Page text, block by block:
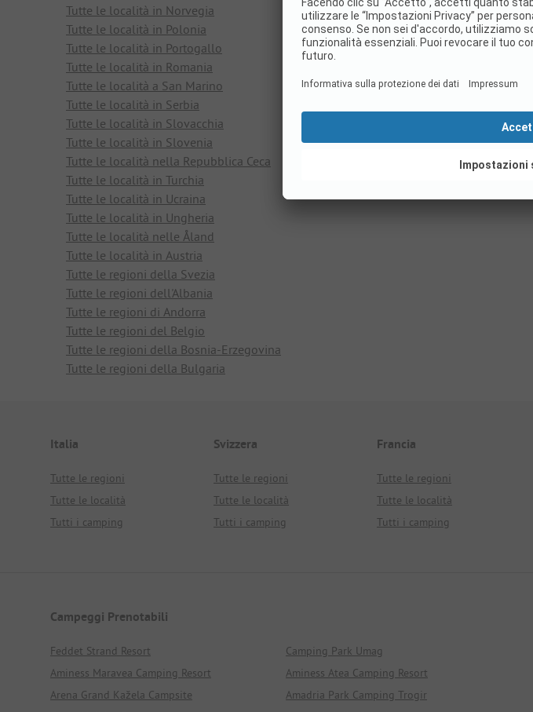
Tutte le località in Norvegia
Tutte le località in Polonia
Tutte le località in Portogallo
Tutte le località in Romania
Tutte le località a San Marino
Tutte le località in Serbia
Tutte le località in Slovacchia
Tutte le località in Slovenia
Tutte le località nella Repubblica Ceca
Tutte le località in Turchia
Tutte le località in Ucraina
Tutte le località in Ungheria
Tutte le località nelle Åland
Tutte le località in Austria
Tutte le regioni della Svezia
Tutte le regioni dell'Albania
Tutte le regioni di Andorra
Tutte le regioni del Belgio
Tutte le regioni della Bosnia-Erzegovina
Tutte le regioni della Bulgaria
Italia
Tutte le regioni
Tutte le località
Tutti i camping
Svizzera
Tutte le regioni
Tutte le località
Tutti i camping
Francia
Tutte le regioni
Tutte le località
Tutti i camping
Campeggi Prenotabili
Feddet Strand Resort
Camping Park Umag
Aminess Maravea Camping Resort
Aminess Atea Camping Resort
Arena Grand Kažela Campsite
Amadria Park Camping Trogir